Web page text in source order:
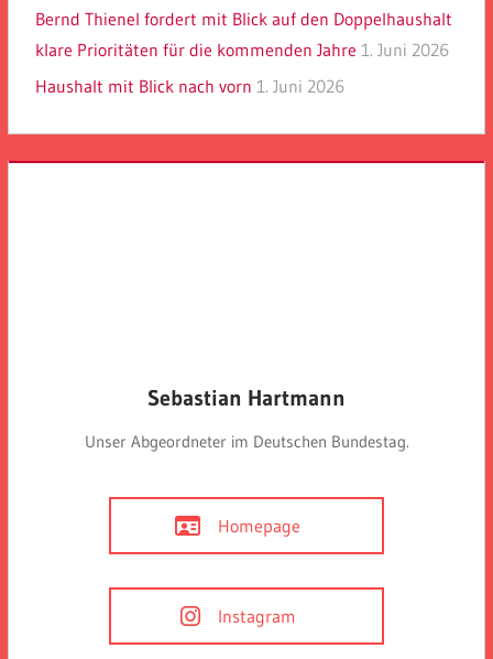
Bernd Thienel fordert mit Blick auf den Doppelhaushalt
klare Prioritäten für die kommenden Jahre 1. Juni 2026
Haushalt mit Blick nach vorn 1. Juni 2026
Sebastian Hartmann
Unser Abgeordneter im Deutschen Bundestag.
Homepage
Instagram